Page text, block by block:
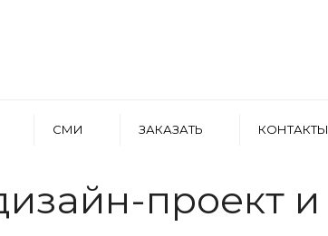
СМИ ЗАКАЗАТЬ КОНТАКТЫ
проект и